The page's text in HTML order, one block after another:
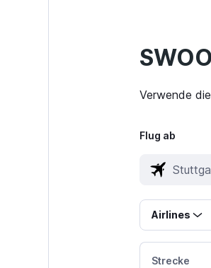
Verwende
Flug ab
Airlines
Strecke